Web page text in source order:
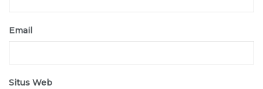
Email
Situs Web